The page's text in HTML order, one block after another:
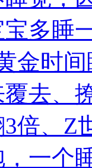
多睡
金时
去、
倍、Z
一个